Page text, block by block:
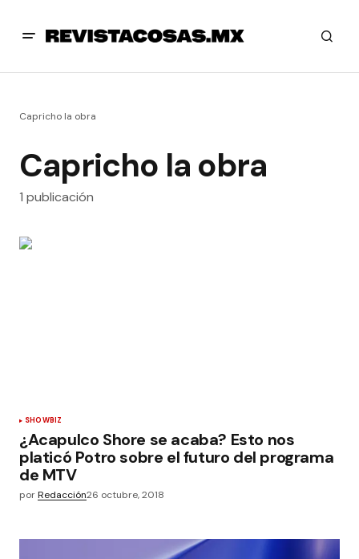
Capricho la obra
Capricho la obra
1 publicación
SHOWBIZ
¿Acapulco Shore se acaba? Esto nos
platicó Potro sobre el futuro del programa
de MTV
porRedacción26 octubre, 2018